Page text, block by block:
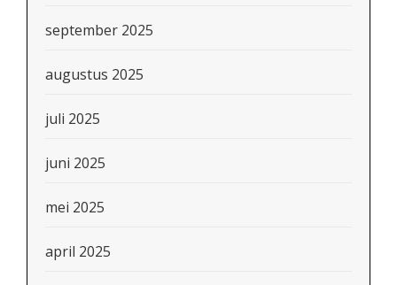
september 2025
augustus 2025
juli 2025
juni 2025
mei 2025
april 2025